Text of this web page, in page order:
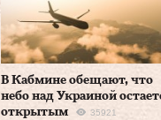
В Кабмине обещают, что
небо над Украиной
открытым
35921